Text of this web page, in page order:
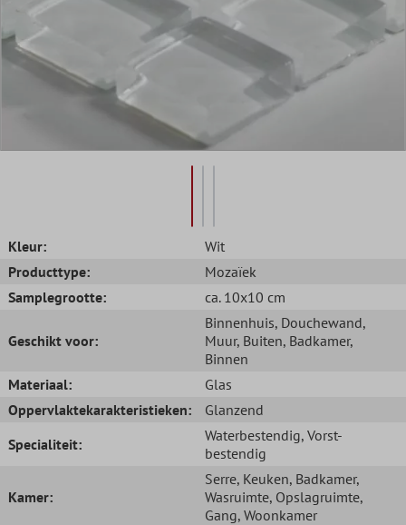
Kleur:
Wit
Producttype:
Mozaïek
Samplegrootte:
ca. 10x10 cm
Geschikt voor:
Binnenhuis, Douchewand,
Muur, Buiten, Badkamer,
Binnen
Materiaal:
Glas
Oppervlaktekarakteristieken:
Glanzend
Specialiteit:
Waterbestendig, Vorst-
bestendig
Kamer:
Serre, Keuken, Badkamer,
Wasruimte, Opslagruimte,
Gang, Woonkamer